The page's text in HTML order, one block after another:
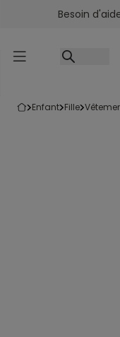
Accéder auBesoin
enfant fille